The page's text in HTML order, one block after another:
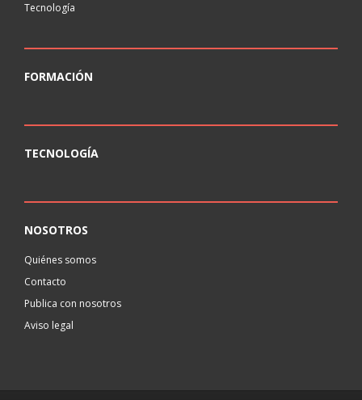
Tecnología
FORMACIÓN
TECNOLOGÍA
NOSOTROS
Quiénes somos
Contacto
Publica con nosotros
Aviso legal